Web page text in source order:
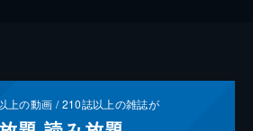
上の動画 /210誌以上の雑誌が